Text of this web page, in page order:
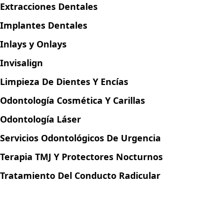
Extracciones Dentales
Implantes Dentales
Inlays y Onlays
Invisalign
Limpieza De Dientes Y Encías
Odontología Cosmética Y Carillas
Odontología Láser
Servicios Odontológicos De Urgencia
Terapia TMJ Y Protectores Nocturnos
Tratamiento Del Conducto Radicular